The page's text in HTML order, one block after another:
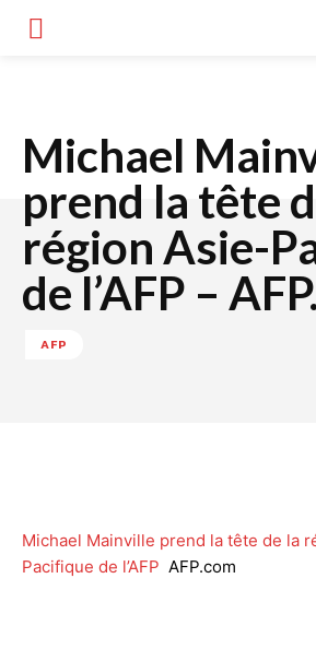
Michael
prend la tête
région Asie-
de l’AFP –
AFP
Michael Mainville prend la tête de la
Pacifique de l’AFP AFP.com